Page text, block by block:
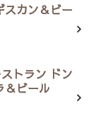
スカン＆ビー
トラン ドン
＆ビール